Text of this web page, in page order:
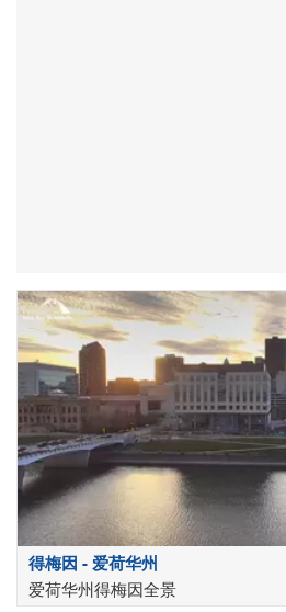
得梅因 - 爱荷华州
爱荷华州得梅因全景